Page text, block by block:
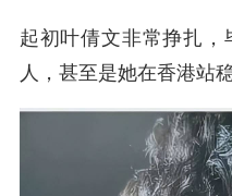
起初叶倩文非常挣扎，
人，甚至是她在香港站